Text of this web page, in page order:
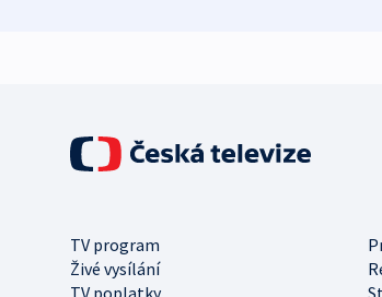
TV program
Živé vysílání